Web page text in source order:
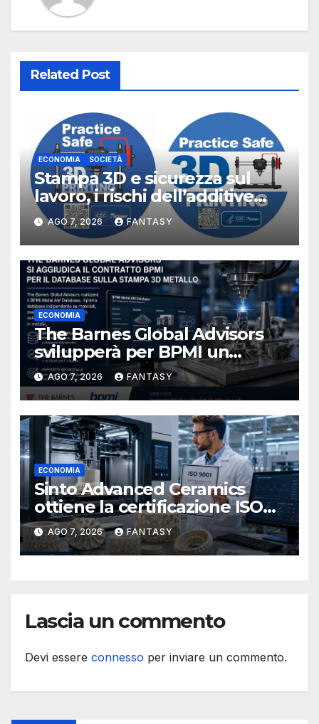
Related Post
ECONOMIA SOCIETÀ
Stampa 3D e sicurezza sul
lavoro, i rischi dell’additive
manufacturing secondo
NIOSH
AGO 7, 2026 FANTASY
ECONOMIA
The Barnes Global Advisors
svilupperà per BPMI un
database per la stampa 3D
metallica destinata alla filiera
navale statunitense
AGO 7, 2026 FANTASY
ECONOMIA
Sinto Advanced Ceramics
ottiene la certificazione ISO
9001 per la stampa 3D di
ceramiche tecniche
AGO 7, 2026 FANTASY
Lascia un commento
Devi essere connesso per inviare un commento.